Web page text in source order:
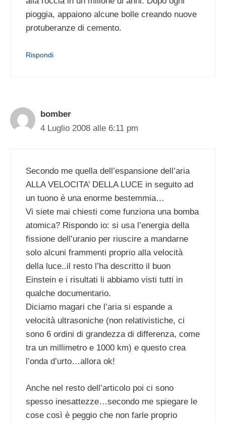
pioggia, appaiono alcune bolle creando nuove
protuberanze di cemento.
Rispondi
bomber
4 Luglio 2008 alle 6:11 pm
Secondo me quella dell’espansione dell’aria
ALLA VELOCITA’ DELLA LUCE in seguito ad
un tuono è una enorme bestemmia…
Vi siete mai chiesti come funziona una bomba
atomica? Rispondo io: si usa l’energia della
fissione dell’uranio per riuscire a mandarne
solo alcuni frammenti proprio alla velocità
della luce..il resto l’ha descritto il buon
Einstein e i risultati li abbiamo visti tutti in
qualche documentario.
Diciamo magari che l’aria si espande a
velocità ultrasoniche (non relativistiche, ci
sono 6 ordini di grandezza di differenza, come
tra un millimetro e 1000 km) e questo crea
l’onda d’urto…allora ok!
Anche nel resto dell’articolo poi ci sono
spesso inesattezze…secondo me spiegare le
cose così è peggio che non farle proprio